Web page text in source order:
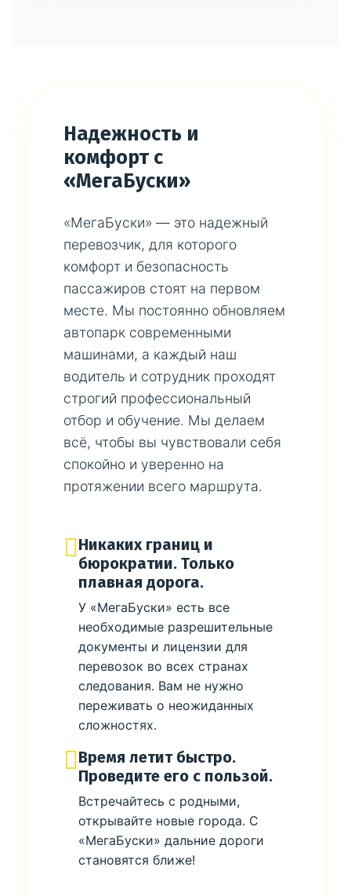
Надежность и
комфорт с
«МегаБуски»
«МегаБуски» — это надежный
перевозчик, для которого
комфорт и безопасность
пассажиров стоят на первом
месте. Мы постоянно обновляем
автопарк современными
машинами, а каждый наш
водитель и сотрудник проходят
строгий профессиональный
отбор и обучение. Мы делаем
всё, чтобы вы чувствовали себя
спокойно и уверенно на
протяжении всего маршрута.
Никаких границ и
бюрократии. Только
плавная дорога.
У «МегаБуски» есть все
необходимые разрешительные
документы и лицензии для
перевозок во всех странах
следования. Вам не нужно
переживать о неожиданных
сложностях.
Время летит быстро.
Проведите его с пользой.
Встречайтесь с родными,
открывайте новые города. С
«МегаБуски» дальние дороги
становятся ближе!